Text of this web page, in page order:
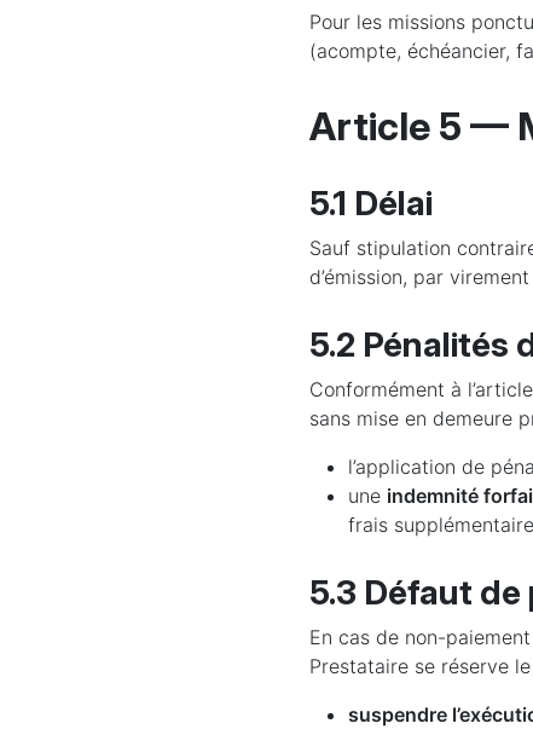
Pour les missions
(acompte, échéancier,
Article 5 —
5.1 Délai
Sauf stipulation
d’émission, par
5.2 Pénalités
Conformément à
sans mise en demeure
l’application de
une indemnité
frais
5.3 Défaut
En cas de non-
Prestataire se réserve
suspendre